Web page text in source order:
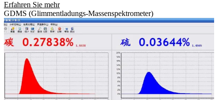
Erfahren Sie mehr
GDMS (Glimmentladungs-Massenspektrometer)